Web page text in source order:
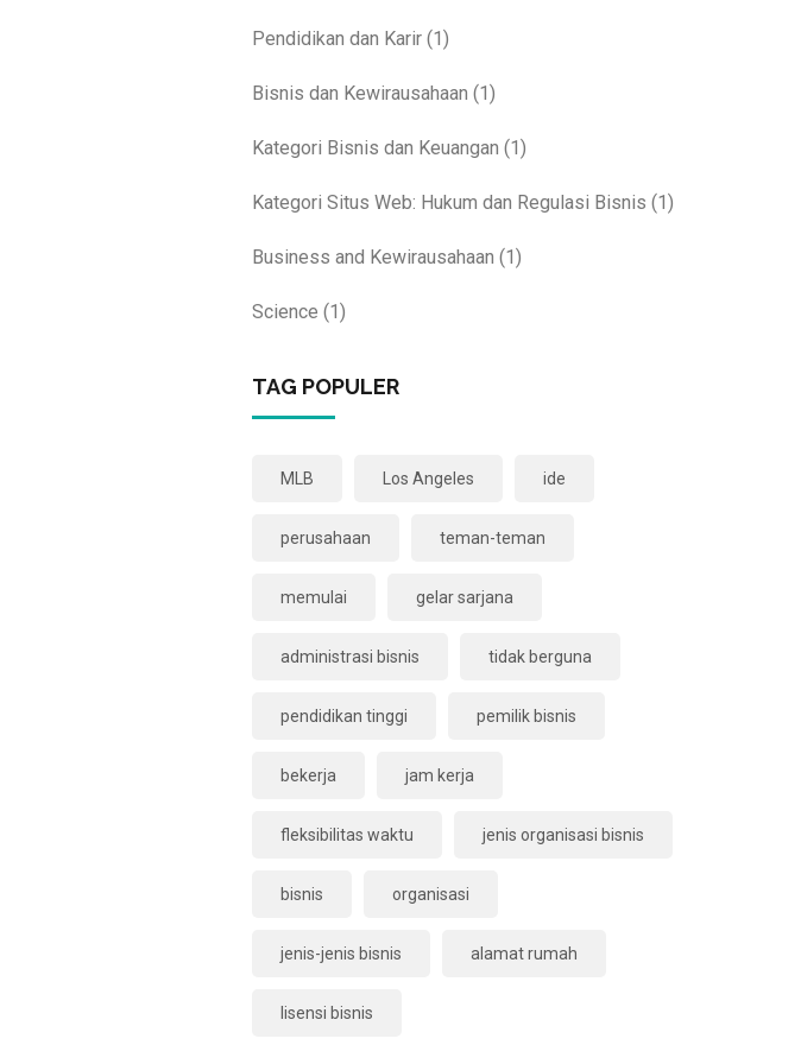
Pendidikan dan Karir (1)
Bisnis dan Kewirausahaan (1)
Kategori Bisnis dan Keuangan (1)
Kategori Situs Web: Hukum dan Regulasi Bisnis (1)
Business and Kewirausahaan (1)
Science (1)
TAG POPULER
MLB Los Angeles ide
perusahaan teman-teman
memulai gelar sarjana
administrasi bisnis tidak berguna
pendidikan tinggi pemilik bisnis
bekerja jam kerja
fleksibilitas waktu jenis organisasi bisnis
bisnis organisasi
jenis-jenis bisnis alamat rumah
lisensi bisnis